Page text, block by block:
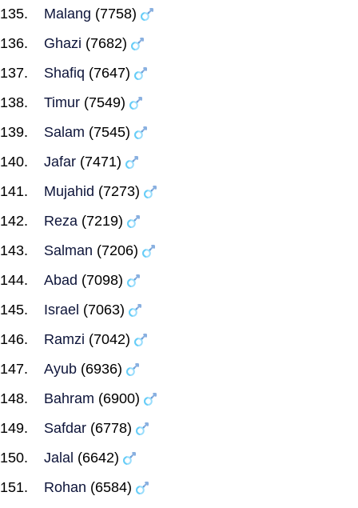
Malang (7758)
Ghazi (7682)
Shafiq (7647)
Timur (7549)
Salam (7545)
Jafar (7471)
Mujahid (7273)
Reza (7219)
Salman (7206)
Abad (7098)
Israel (7063)
Ramzi (7042)
Ayub (6936)
Bahram (6900)
Safdar (6778)
Jalal (6642)
Rohan (6584)